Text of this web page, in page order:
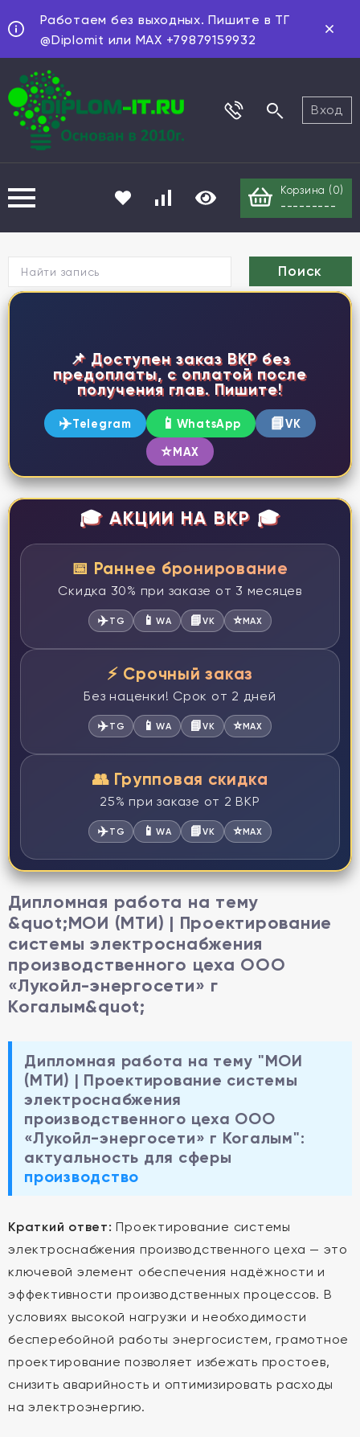
Работаем без выходных. Пишите в ТГ
@Diplomit или MAX +79879159932
Вход
Корзина ( 0)
---------
📌 Доступен заказ ВКР без
предоплаты, с оплатой после
получения глав. Пишите!
✈️Telegram 📱 WhatsApp 📘VK
⭐MAX
🎓 АКЦИИ НА ВКР 🎓
📅 Раннее бронирование
Скидка 30% при заказе от 3 месяцев
✈️TG 📱WA 📘VK ⭐MAX
⚡ Срочный заказ
Без наценки! Срок от 2 дней
✈️TG 📱WA 📘VK ⭐MAX
👥 Групповая скидка
25% при заказе от 2 ВКР
✈️TG 📱WA 📘VK ⭐MAX
Дипломная работа на тему
&quot;МОИ (МТИ) | Проектирование
системы электроснабжения
производственного цеха ООО
«Лукойл-энергосети» г
Когалым&quot;
Дипломная работа на тему "МОИ
(МТИ) | Проектирование системы
электроснабжения
производственного цеха ООО
«Лукойл-энергосети» г Когалым":
актуальность для сферы
производство
Краткий ответ: Проектирование системы
электроснабжения производственного цеха — это
ключевой элемент обеспечения надёжности и
эффективности производственных процессов. В
условиях высокой нагрузки и необходимости
бесперебойной работы энергосистем, грамотное
проектирование позволяет избежать простоев,
снизить аварийность и оптимизировать расходы
на электроэнергию.